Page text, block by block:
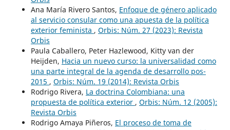
Ana María Rivero Santos, Enfoque de género aplicado
al servicio consular como una apuesta de la política
exterior feminista , Orbis: Núm. 27 (2023): Revista
Orbis
Paula Caballero, Peter Hazlewood, Kitty van der
Heijden, Hacia un nuevo curso: la universalidad como
una parte integral de la agenda de desarrollo pos-
2015 , Orbis: Núm. 19 (2014): Revista Orbis
Rodrigo Rivera, La doctrina Colombiana: una
propuesta de política exterior , Orbis: Núm. 12 (2005):
Revista Orbis
Rodrigo Amaya Piñeros, El proceso de toma de